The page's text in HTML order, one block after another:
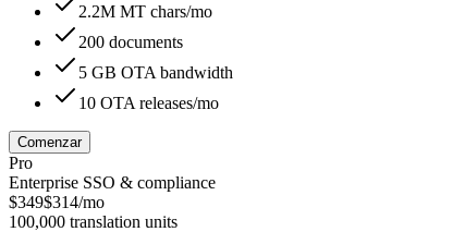
2.2M MT chars/mo
200 documents
5 GB OTA bandwidth
10 OTA releases/mo
Comenzar
Pro
Enterprise SSO & compliance
$349$314/mo
100,000 translation units